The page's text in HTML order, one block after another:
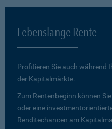
Lebenslange Rente
Profitieren Sie auch während
der Kapitalmärkte.
Zum Rentenbeginn können
oder eine
Renditechancen am